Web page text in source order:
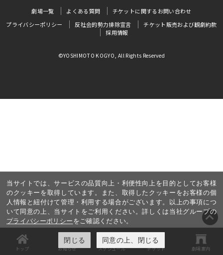
トップ お知らせ スケジュール チケット 劇場案内
当サイトでは、サービスの品質向上・利便性向上を目的としてお客様
のクッキーを取得しています。また、取得したクッキーをお客様の個
人情報と紐付けて管理・利用する場合がございます。以上の事項につ
いて同意の上、当サイトをご利用ください。詳しくは当社グループの
プライバシーポリシーをご確認ください。
閉じる 同意の上、閉じる
劇場一覧 よくある質問
チケットに関するお問い合わせ
プライバシーポリシー
反社会的勢力排除宣言
チケット販売および観劇約款
採用情報
©YOSHIMOTO KOGYO, All Rights Reserved